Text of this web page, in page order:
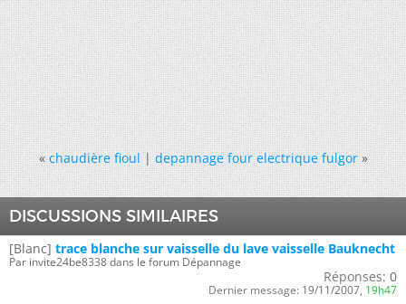
« chaudière fioul|depannage four electrique fulgor »
DISCUSSIONS SIMILAIRES
[Blanc] trace blanche sur vaisselle du lave vaisselle Bauknecht
Par invite24be8338 dans le forum Dépannage
Réponses: 0
Dernier message: 19/11/2007, 19h47